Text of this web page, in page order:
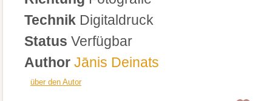
Technik Digitaldruck
Status Verfügbar
Author Jānis Deinats
über den Autor